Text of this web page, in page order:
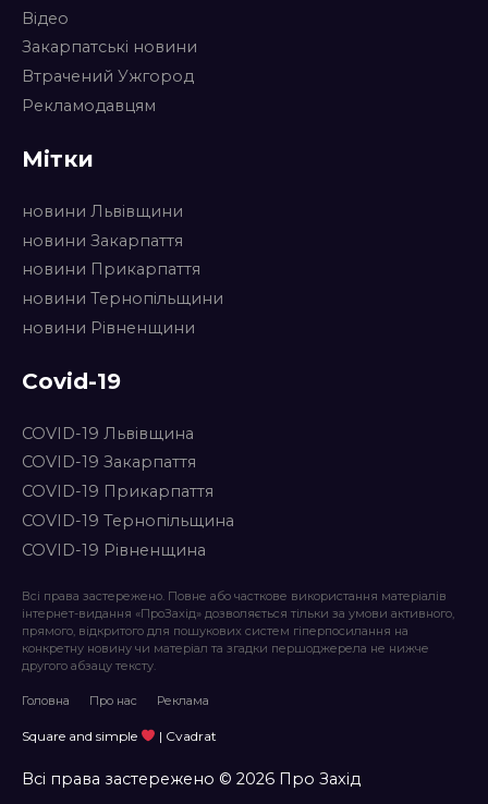
Відео
Закарпатські новини
Втрачений Ужгород
Рекламодавцям
Мітки
новини Львівщини
новини Закарпаття
новини Прикарпаття
новини Тернопільщини
новини Рівненщини
Covid-19
COVID-19 Львівщина
COVID-19 Закарпаття
COVID-19 Прикарпаття
COVID-19 Тернопільщина
COVID-19 Рівненщина
Всі права застережено. Повне або часткове використання матеріалів
інтернет-видання «ПроЗахід» дозволяється тільки за умови активного,
прямого, відкритого для пошукових систем гіперпосилання на
конкретну новину чи матеріал та згадки першоджерела не нижче
другого абзацу тексту.
Головна Про нас Реклама
Square and simple | Cvadrat
Всі права застережено © 2026 Про Захід